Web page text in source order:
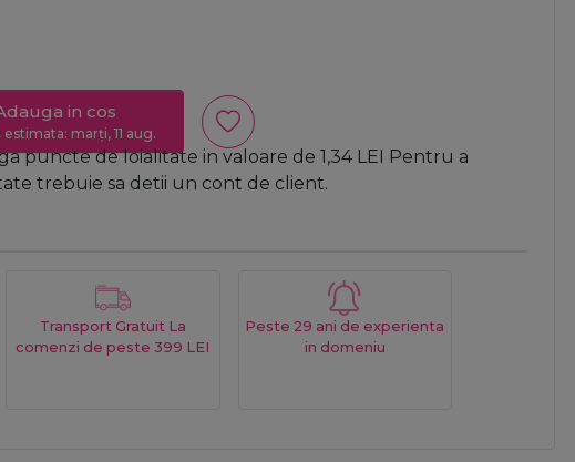
in cos
estimata: marți, 11 aug.
puncte de loialitate in valoare de 1,34 LEI Pentru a
trebuie sa detii un cont de client.
Transport Gratuit La
comenzi de peste 399 LEI
Peste 29 ani de experienta
in domeniu